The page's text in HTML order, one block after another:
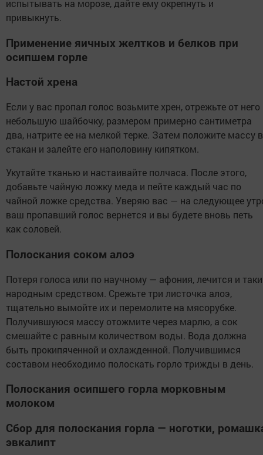
испытывать на морозе, дайте ему окрепнуть и
привыкнуть.
Применение яичных желтков и белков при
осипшем горле
Настой хрена
Если у вас пропал голос возьмите хрен, отрежьте от него
небольшую шайбочку, размером примерно сантиметра
два, натрите ее на мелкой терке. Затем положите массу в
стакан и залейте его наполовину кипятком.
Укутайте тканью и настаивайте полчаса. После этого,
добавьте чайную ложку меда и пейте каждый час по
чайной ложке средства. Уверяю вас — на следующее
ваш пропавший голос вернется и вы будете вновь петь
как соловей.
Полоскания соком алоэ
Потеря голоса или по научному — афония, лечится и
народным средством. Срежьте три листочка алоэ,
тщательно вымойте их и перемолите на мясорубке.
Получившуюся массу отожмите через марлю, а сок
смешайте с равным количеством воды. Вода должна
быть прокипяченной и охлажденной. Получившимся
составом необходимо полоскать горло трижды в день.
Полоскания осипшего горла морковным
молоком
Сбор для полоскания горла — ноготки,
эвкалипт